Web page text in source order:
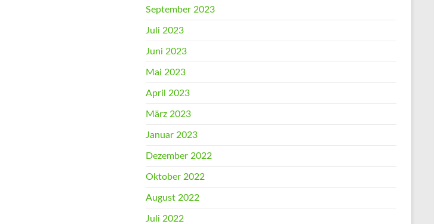
September 2023
Juli 2023
Juni 2023
Mai 2023
April 2023
März 2023
Januar 2023
Dezember 2022
Oktober 2022
August 2022
Juli 2022